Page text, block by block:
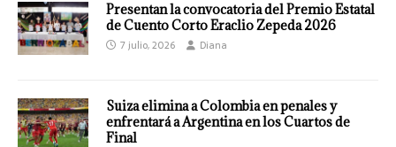
Presentan la convocatoria del Premio Estatal
de Cuento Corto Eraclio Zepeda 2026
7 julio, 2026 Diana
Suiza elimina a Colombia en penales y
enfrentará a Argentina en los Cuartos de
Final